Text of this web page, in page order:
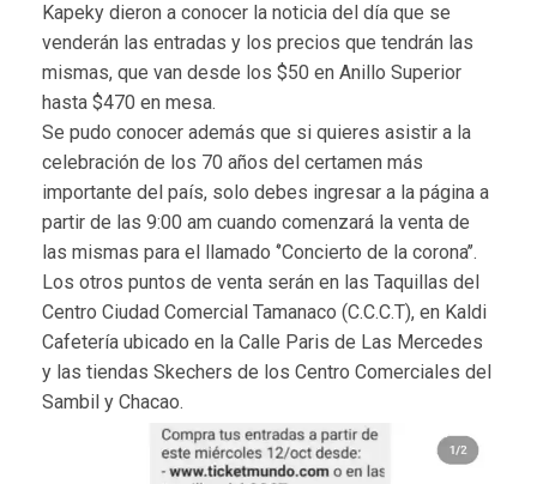
Kapeky dieron a conocer la noticia del día que se
venderán las entradas y los precios que tendrán las
mismas, que van desde los $50 en Anillo Superior
hasta $470 en mesa.
Se pudo conocer además que si quieres asistir a la
celebración de los 70 años del certamen más
importante del país, solo debes ingresar a la página a
partir de las 9:00 am cuando comenzará la venta de
las mismas para el llamado ‘’Concierto de la corona’’.
Los otros puntos de venta serán en las Taquillas del
Centro Ciudad Comercial Tamanaco (C.C.C.T), en Kaldi
Cafetería ubicado en la Calle Paris de Las Mercedes
y las tiendas Skechers de los Centro Comerciales del
Sambil y Chacao.